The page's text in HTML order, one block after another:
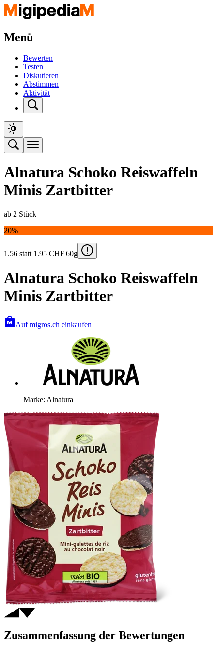
Menü
Bewerten
Testen
Diskutieren
Abstimmen
Aktivität
Alnatura Schoko Reiswaffeln
Minis Zartbitter
ab 2 Stück
20%
1.56 statt 1.95 CHF|60g
Alnatura Schoko Reiswaffeln
Minis Zartbitter
Auf migros.ch einkaufen
Marke: Alnatura
Zusammenfassung der Bewertungen